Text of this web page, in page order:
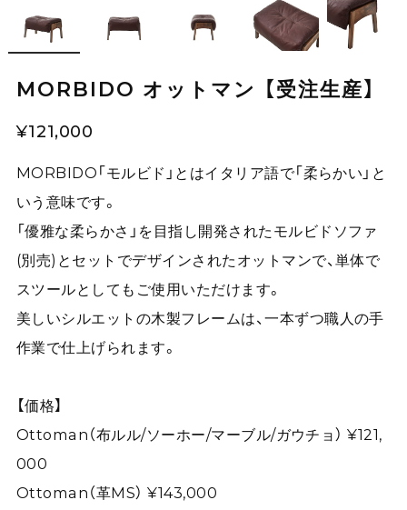
MORBIDO オットマン 【受注生産】
¥121,000
MORBIDO「モルビド」とはイタリア語で「柔らかい」と
いう意味です。
「優雅な柔らかさ」を目指し開発されたモルビドソファ
(別売)とセットでデザインされたオットマンで、単体で
スツールとしてもご使用いただけます。
美しいシルエットの木製フレームは、一本ずつ職人の手
作業で仕上げられます。
【価格】
Ottoman（布ルル/ソーホー/マーブル/ガウチョ） ¥121,
000
Ottoman（革MS） ¥143,000